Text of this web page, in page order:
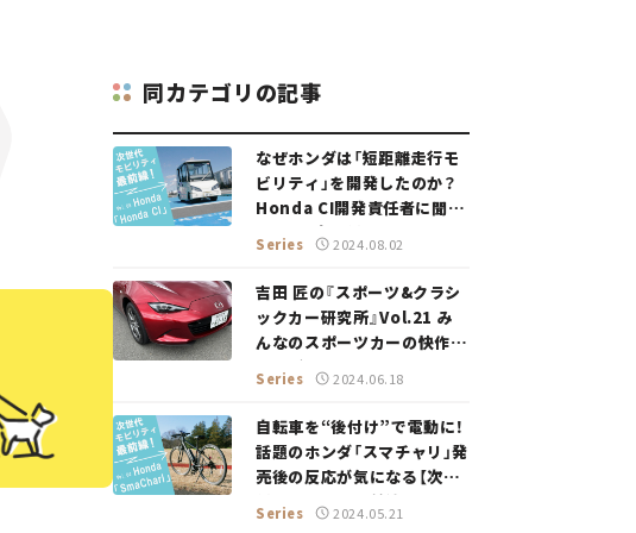
同カテゴリの記事
なぜホンダは「短距離走行モ
ビリティ」を開発したのか？
Honda CI開発責任者に聞い
てみた【次世代モビリティ最
前線！ Vol.5】
Series 2024.08.02
吉田 匠の『スポーツ&クラシ
ックカー研究所』Vol.21 み
んなのスポーツカーの快作、
マツダ・ロードスター。
Series 2024.06.18
自転車を“後付け”で電動に！
話題のホンダ「スマチャリ」発
売後の反応が気になる【次世
代モビリティ最前線！Vol.4】
Series 2024.05.21